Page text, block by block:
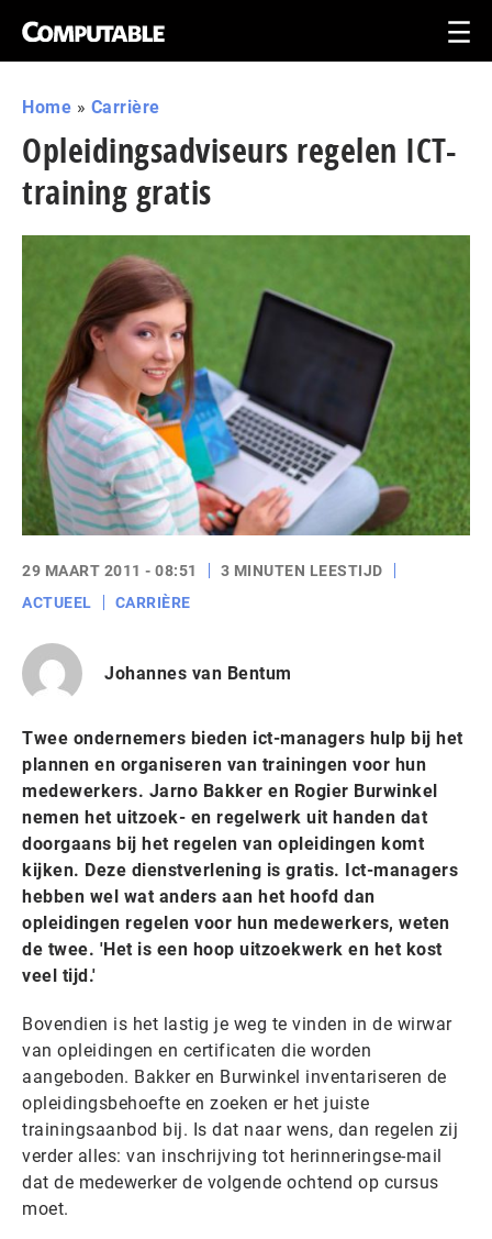
Home » Carrière
Opleidingsadviseurs regelen ICT-
training gratis
29 MAART 2011 - 08:51
3 MINUTEN LEESTIJD
ACTUEEL
CARRIÈRE
Johannes van Bentum
Twee ondernemers bieden ict-managers hulp bij het
plannen en organiseren van trainingen voor hun
medewerkers. Jarno Bakker en Rogier Burwinkel
nemen het uitzoek- en regelwerk uit handen dat
doorgaans bij het regelen van opleidingen komt
kijken. Deze dienstverlening is gratis. Ict-managers
hebben wel wat anders aan het hoofd dan
opleidingen regelen voor hun medewerkers, weten
de twee. 'Het is een hoop uitzoekwerk en het kost
veel tijd.'
Bovendien is het lastig je weg te vinden in de wirwar
van opleidingen en certificaten die worden
aangeboden. Bakker en Burwinkel inventariseren de
opleidingsbehoefte en zoeken er het juiste
trainingsaanbod bij. Is dat naar wens, dan regelen zij
verder alles: van inschrijving tot herinneringse-mail
dat de medewerker de volgende ochtend op cursus
moet.